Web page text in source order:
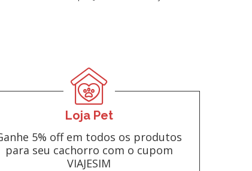
Loja Pet
5% off em todos os produtos
para seu cachorro com o cupom
VIAJESIM